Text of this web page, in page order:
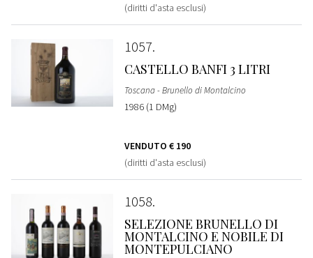
(diritti d'asta esclusi)
1057
CASTELLO BANFI 3 LITRI
Toscana - Brunello di Montalcino
1986 (1 DMg)
VENDUTO € 190
(diritti d'asta esclusi)
1058
SELEZIONE BRUNELLO DI
MONTALCINO E NOBILE DI
MONTEPULCIANO